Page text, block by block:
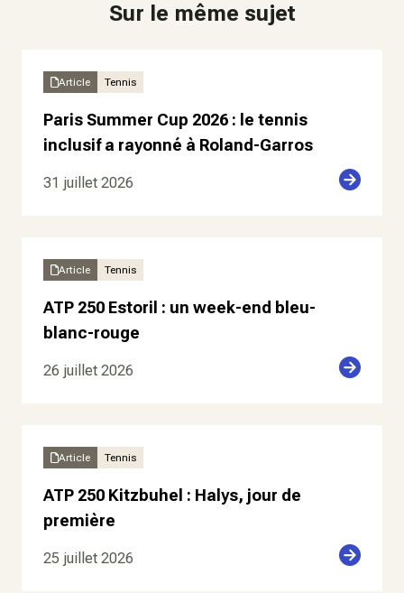
Sur le même sujet
Article Tennis
Paris Summer Cup 2026 : le tennis
inclusif a rayonné à Roland-Garros
31 juillet 2026
Article Tennis
ATP 250 Estoril : un week-end bleu-
blanc-rouge
26 juillet 2026
Article Tennis
ATP 250 Kitzbuhel : Halys, jour de
première
25 juillet 2026